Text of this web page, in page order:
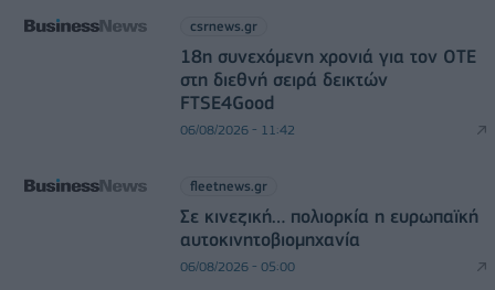
csrnews.gr
18η συνεχόμενη χρονιά για τον ΟΤΕ
στη διεθνή σειρά δεικτών
FTSE4Good
06/08/2026 - 11:42
fleetnews.gr
Σε κινεζική… πολιορκία η ευρωπαϊκή
αυτοκινητοβιομηχανία
06/08/2026 - 05:00